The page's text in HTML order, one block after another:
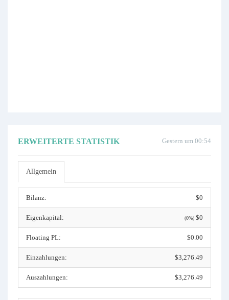
Gestern um 00:54
ERWEITERTE STATISTIK
Allgemein
Bilanz: $0
Eigenkapital: (0%) $0
Floating PL: $0.00
Einzahlungen: $3,276.49
Auszahlungen: $3,276.49